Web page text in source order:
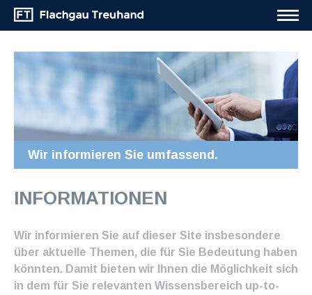
Wir informieren Sie umfassend.
INFORMATIONEN
Wir informieren Sie auf dieser Site insbesondere
über aktuelle Themen, die für Sie Bedeutung haben
könnten. Damit bieten wir Ihnen die Möglichkeit sich
in dem für Sie relevanten Wissensbereich up-to-